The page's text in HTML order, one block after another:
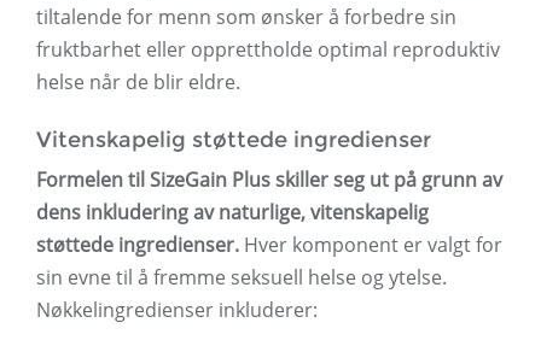
tiltalende for menn som ønsker å forbedre sin
fruktbarhet eller opprettholde optimal reproduktiv
helse når de blir eldre.
Vitenskapelig støttede ingredienser
Formelen til SizeGain Plus skiller seg ut på grunn av
dens inkludering av naturlige, vitenskapelig
støttede ingredienser. Hver komponent er valgt for
sin evne til å fremme seksuell helse og ytelse.
Nøkkelingredienser inkluderer: